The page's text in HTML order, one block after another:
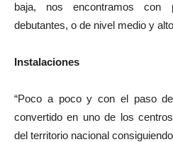
baja, nos encontramos con
debutantes, o de nivel medio y
Instalaciones
“Poco a poco y con el paso
convertido en uno de los
del territorio nacional